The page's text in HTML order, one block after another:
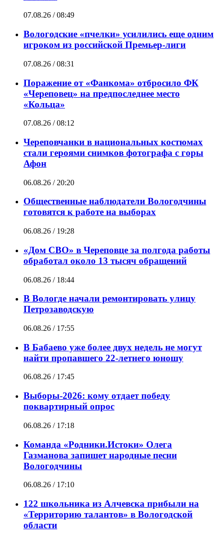
07.08.26 / 08:49
Вологодские «пчелки» усилились еще одним
игроком из российской Премьер-лиги
07.08.26 / 08:31
Поражение от «Фанкома» отбросило ФК
«Череповец» на предпоследнее место
«Кольца»
07.08.26 / 08:12
Череповчанки в национальных костюмах
стали героями снимков фотографа с горы
Афон
06.08.26 / 20:20
Общественные наблюдатели Вологодчины
готовятся к работе на выборах
06.08.26 / 19:28
«Дом СВО» в Череповце за полгода работы
обработал около 13 тысяч обращений
06.08.26 / 18:44
В Вологде начали ремонтировать улицу
Петрозаводскую
06.08.26 / 17:55
В Бабаево уже более двух недель не могут
найти пропавшего 22-летнего юношу
06.08.26 / 17:45
Выборы-2026: кому отдает победу
поквартирный опрос
06.08.26 / 17:18
Команда «Родники.Истоки» Олега
Газманова запишет народные песни
Вологодчины
06.08.26 / 17:10
122 школьника из Алчевска прибыли на
«Территорию талантов» в Вологодской
области